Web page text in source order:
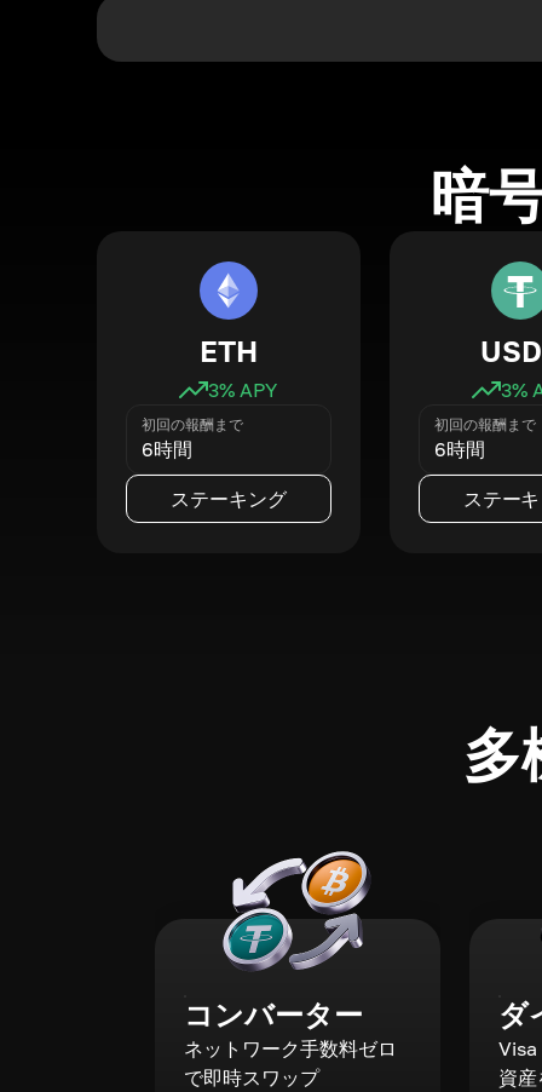
暗
ETH
3% APY
初回の報酬まで
6時間
ステーキング
3%
初回の報酬まで
6時間
ステー
多
コンバーター
ネットワーク手数料ゼロ
で即時スワップ
ダ
資